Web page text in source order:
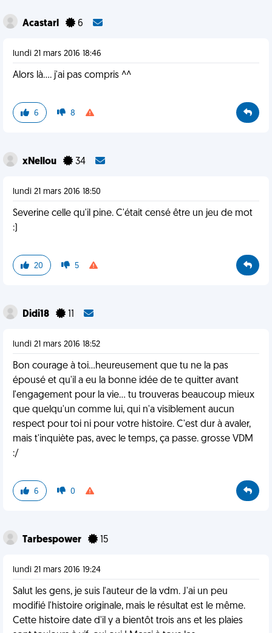
Acastarl 6
lundi 21 mars 2016 18:46
Alors là.... j'ai pas compris ^^
6 8
xNellou 34
lundi 21 mars 2016 18:50
Severine celle qu'il pine. C'était censé être un jeu de mot
:)
20 5
Didi18
lundi 21 mars 2016 18:52
Bon courage à toi...heureusement que tu ne la pas
épousé et qu'il a eu la bonne idée de te quitter avant
l'engagement pour la vie... tu trouveras beaucoup mieux
que quelqu'un comme lui, qui n'a visiblement aucun
respect pour toi ni pour votre histoire. C'est dur à avaler,
mais t'inquiète pas, avec le temps, ça passe. grosse VDM
:/
6 0
Tarbespower 15
lundi 21 mars 2016 19:24
Salut les gens, je suis l'auteur de la vdm. J'ai un peu
modifié l'histoire originale, mais le résultat est le même.
Cette histoire date d'il y a bientôt trois ans et les plaies